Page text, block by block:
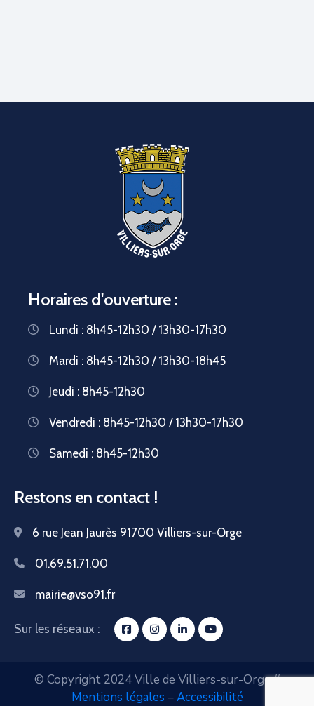
Horaires d'ouverture :
Lundi : 8h45-12h30 / 13h30-17h30
Mardi : 8h45-12h30 / 13h30-18h45
Jeudi : 8h45-12h30
Vendredi : 8h45-12h30 / 13h30-17h30
Samedi : 8h45-12h30
Restons en contact !
6 rue Jean Jaurès 91700 Villiers-sur-Orge
01.69.51.71.00
mairie@vso91.fr
Sur les réseaux :
© Copyright 2024 Ville de Villiers-sur-Orge //
Mentions légales –Accessibilité